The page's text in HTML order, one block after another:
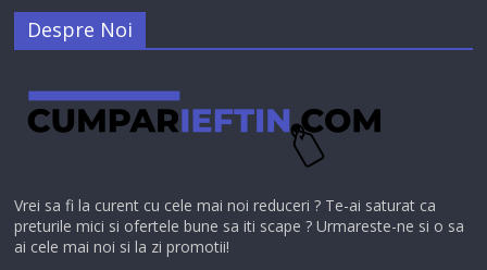
Despre Noi
Vrei sa fi la curent cu cele mai noi reduceri ? Te-ai saturat ca
preturile mici si ofertele bune sa iti scape ? Urmareste-ne si o sa
ai cele mai noi si la zi promotii!